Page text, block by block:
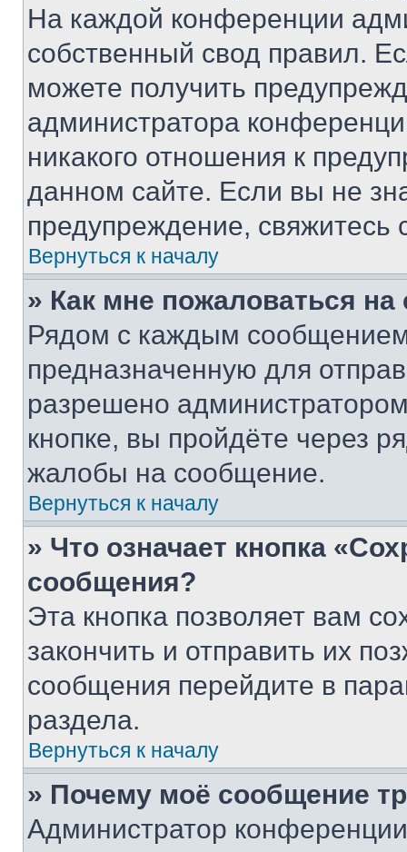
На каждой конференции
собственный свод правил.
можете получить
администратора
никакого отношения к
данном сайте. Если вы не
предупреждение,
Вернуться к началу
» Как мне пожаловаться
Рядом с каждым сообщением
предназначенную для
разрешено
кнопке, вы пройдёте через
жалобы на сообщение.
Вернуться к началу
» Что означает кнопка
сообщения?
Эта кнопка позволяет вам
закончить и отправить их
сообщения перейдите в
раздела.
Вернуться к началу
» Почему моё сообщение
Администратор